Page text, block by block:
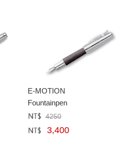
E-MOTION
Fountainpen
定價﹕ 4250
網購﹕ 3,400